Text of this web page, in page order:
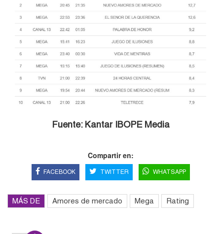
Fuente: Kantar IBOPE Media
Compartir en:
FACEBOOK TWITTER WHATSAPP
MÁS DE Amores de mercado Mega Rating